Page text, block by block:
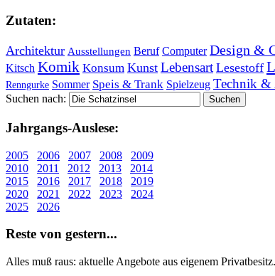
Zu­ta­ten:
Architektur Ausstellungen Beruf Computer Design &
Kitsch Komik Konsum Kunst Lebensart Lesestoff
Renngurke Sommer Speis & Trank Spielzeug Technik &
Suchen nach:
Jahr­gangs-Aus­le­se:
2005 2006 2007 2008
2009
2010
2011 2012 2013
2014
2015
2016 2017 2018
2019
2020
2021 2022 2023
2024
2025
2026
Re­ste von ge­stern...
Alles muß raus: aktuelle An­ge­bo­te aus eigenem Privatbesitz.